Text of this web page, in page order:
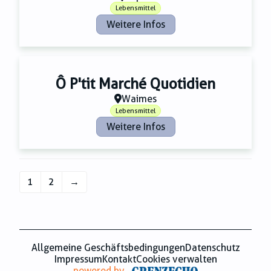
Lebensmittel
Weitere Infos
Ô P'tit Marché Quotidien
Waimes
Lebensmittel
Weitere Infos
1 2 →
Allgemeine GeschäftsbedingungenDatenschutz
Impressum KontaktCookies verwalten